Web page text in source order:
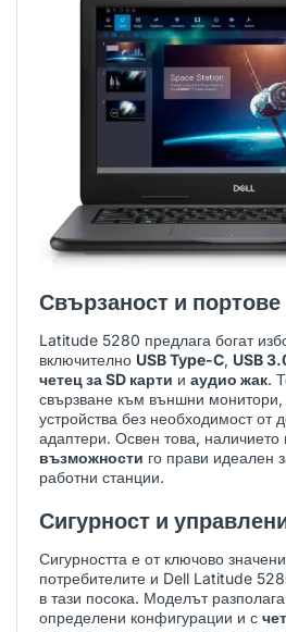
Свързаност и портове
Latitude 5280 предлага богат
включително USB Type-C, USB
четец за SD карти и аудио жак.
свързване към външни
устройства без необходимост от
адаптери. Освен това, наличието
възможности го прави идеален
работни станции.
Сигурност и
Сигурността е от ключово
потребителите и Dell Latitude
в тази посока. Моделът
определени конфигурации и с